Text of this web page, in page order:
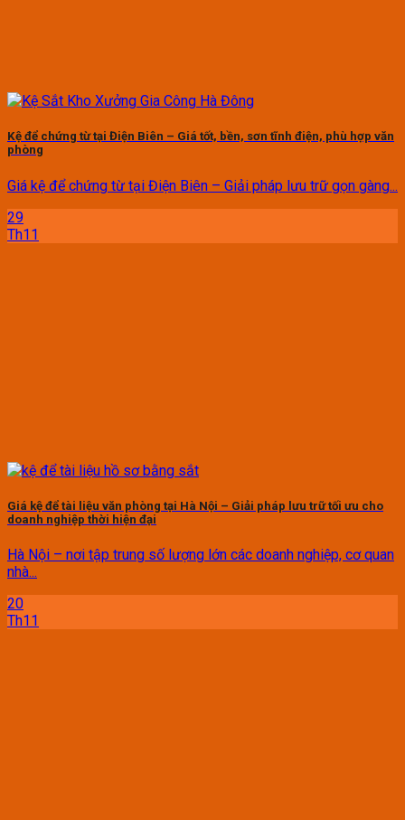
Kệ để chứng từ tại Điện Biên – Giá tốt, bền, sơn tĩnh điện, phù hợp văn
phòng
Giá kệ để chứng từ tại Điện Biên – Giải pháp lưu trữ gọn gàng...
29
Th11
Giá kệ để tài liệu văn phòng tại Hà Nội – Giải pháp lưu trữ tối ưu cho
doanh nghiệp thời hiện đại
Hà Nội – nơi tập trung số lượng lớn các doanh nghiệp, cơ quan
nhà...
20
Th11